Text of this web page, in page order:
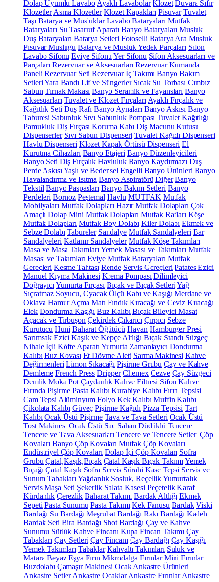
Dolap Uyumlu Lavabo Ayaklı Lavabolar Klozet Duvara Sıfır
Klozetler Asma Klozetler Klozet Kapakları Pisuvar Tuvalet
Taşı Batarya ve Musluklar Lavabo Bataryaları Mutfak
Bataryaları Su Tasarruf Aparatı Banyo Bataryaları Musluk
Duş Bataryaları Batarya Setleri Fotoselli Batarya Ara Musluk
Pisuvar Musluğu Batarya ve Musluk Yedek Parçaları Sifon
Lavabo Sifonu Eviye Sifonu Yer Sifonu Sifon Aksesuarları ve
Parçaları Rezervuar ve Aksesuarları Rezervuar Kumanda
Paneli Rezervuar Seti Rezervuar İç Takımı Banyo Bakım
Setleri Yara Bandı Lif ve Süngerler Sıcak Su Torbası Cımbız
Sabun Tırnak Makası Banyo Seramik ve Fayansları Banyo
Aksesuarları Tuvalet ve Klozet Fırçaları Ayaklı Fırçalık ve
Kağıtlık Seti Duş Rafı Banyo Aynaları Banyo Askısı Banyo
Taburesi Sabunluk Sıvı Sabunluk Pompası Tuvalet Kağıtlığı
Pamukluk Diş Fırçası Koruma Kabı Diş Macunu Kutusu
Dispenserler Sıvı Sabun Dispenseri Tuvalet Kağıdı Dispenseri
Havlu Dispenseri Klozet Kapak Örtüsü Dispenseri El
Kurutma Cihazları Banyo Etajeri Banyo Düzenleyicileri
Banyo Seti Diş Fırçalık Havluluk Banyo Kaydırmazı Duş
Perde Askısı Yaşlı ve Bedensel Engelli Banyo Ürünleri Banyo
Havalandırma ve Isıtma Banyo Aspiratörü Diğer Banyo
Tekstil Banyo Paspasları Banyo Bakım Setleri Banyo
Perdeleri Bornoz Peştemal Havlu MUTFAK Mutfak
Mobilyaları Mutfak Dolapları Hazır Mutfak Dolapları Çok
Amaçlı Dolap Mini Mutfak Dolapları Mutfak Rafları Köşe
Mutfak Dolapları Mutfak Boy Dolabı Kiler Dolabı Ekmek ve
Sebze Dolabı Tabureler Sandalye Mutfak Sandalyeleri Bar
Sandalyeleri Katlanır Sandalyeler Mutfak Köşe Takımları
Masa ve Masa Takımları Yemek Masası ve Takımları Mutfak
Masası ve Takımları Eviye Mutfak Bataryaları Mutfak
Gereçleri Kesme Tahtası Rende Servis Gereçleri Patates Ezici
Manuel Kıyma Makinesi Krema Pompası Dilimleyici
Doğrayıcı Yumurta Fırçası Bıçak ve Bıçak Setleri Yağ
Sıçratmaz Soyucu, Oyacak Ölçü Kabı ve Kaşığı Merdane ve
Oklava Hamur Açma Matı Fındık Kıracağı ve Ceviz Kıracağı
Elek Dondurma Kaşığı Buz Kalıbı Bıçak Bileyici Masat
Açacak ve Tirbuşon Çekirdek Çıkarıcı Çırpıcı Sebze
Kurutucu Huni Baharat Öğütücü Havan Hamburger Presi
Sarımsak Ezici Kaşık ve Kepçe Altlığı Bıçak Standı Süzgeç
Nihale İçli Köfte Aparatı Yumurta Zamanlayıcı Dondurma
Kalıbı Buz Kovası Et Dövme Aleti Sarma Makinesi Kahve
Değirmenleri Limon Sıkacağı Pişirme Grubu Çay ve Kahve
Demleme French Press Dripper Chemex Cezve Çay Süzgeci
Demlik Moka Pot Çaydanlık Kahve Filtresi Sifon Kahve
Fırında Pişirme Pasta Kalıbı Kurabiye Kalıbı Fırın Tepsisi
Cam Tepsi Alüminyum Folyo Kek Kalıbı Muffin Kalıbı
Çikolata Kalıbı Güveç Pişirme Kağıdı Pizza Tepsisi Tart
Kalıbı Ocak Üstü Pişirme Tava ve Tava Setleri Ocak Üstü
Tost Makinesi Ocak Üstü Sac Sahan Düdüklü Tencere
Tencere ve Tava Aksesuarları Tencere ve Tencere Setleri Çöp
Kovaları Banyo Çöp Kovaları Mutfak Çöp Kovaları
Endüstriyel Çöp Kovaları Dolap İçi Çöp Kovaları Sofra
Grubu Çatal,Kaşık,Bıçak Çatal Kaşık Bıçak Takımı Yemek
Bıçağı Çatal Kaşık Sofra Servis Sürahi Kase Tepsi Servis ve
Sunum Tabakları Yağdanlık Sosluk, ReçellikYumurtalık
Servis Maşa Seti Şekerlik Salata Kasesi Peçetelik Karaf
Kürdanlık Çerezlik Baharat Takımı Bardak Altlığı Ekmek
Sepeti Pasta Sunumu Pasta Takımı Kek Fanusu Bardak Viski
Bardağı Su Bardağı Meşrubat Bardağı Rakı Bardağı Kadeh
Bardak Seti Bira Bardağı Shot Bardağı Çay ve Kahve
Sunumu Sütlük Kahve Fincanı Kupa Fincan Takımı Çay
Tabakları Çay Setleri Çay Fincanı Çay Bardağı Çay Kaşığı
Yemek Takımları Tabaklar Kahvaltı Takımları Suluk ve
Matara Beyaz Eşya Fırın Mikrodalga Fırınlar Mini Fırınlar
Buzdolabı Çamaşır Makinesi Ocak Ankastre Ürünleri
Ankastre Setler Ankastre Ocaklar Ankastre Fırınlar Ankastre